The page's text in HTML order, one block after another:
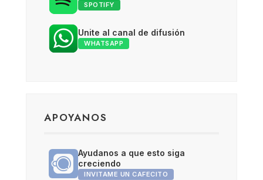
SPOTIFY
Unite al canal de difusión
WHATSAPP
APOYANOS
Ayudanos a que esto siga
creciendo
INVITAME UN CAFECITO